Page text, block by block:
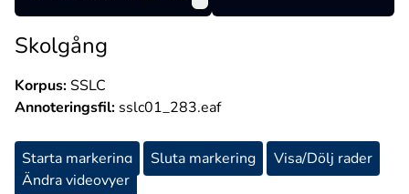
Skolgång
Korpus:SSLC
Annoteringsfil: sslc01_283.eaf
Starta markering Sluta markering
Visa/Dölj rader
Ändra videovyer